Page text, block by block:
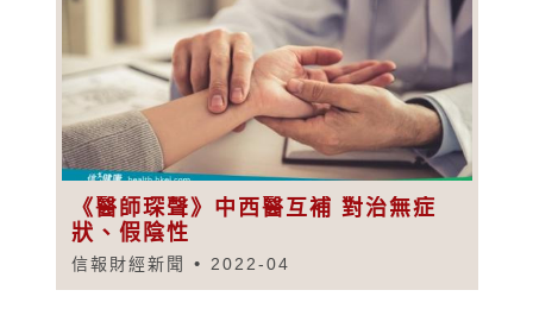
《醫師琛聲》中西醫互補 對治無症
狀、假陰性
信報財經新聞 2022-04